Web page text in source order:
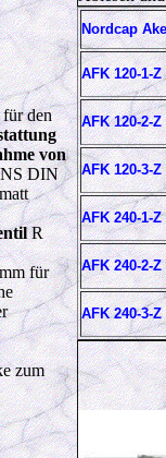
den
von
DIN
R
für
zum
Nordcap
AFK 120-1-
AFK 120-2-
AFK 120-3-
AFK 240-1-
AFK 240-2-
AFK 240-3-